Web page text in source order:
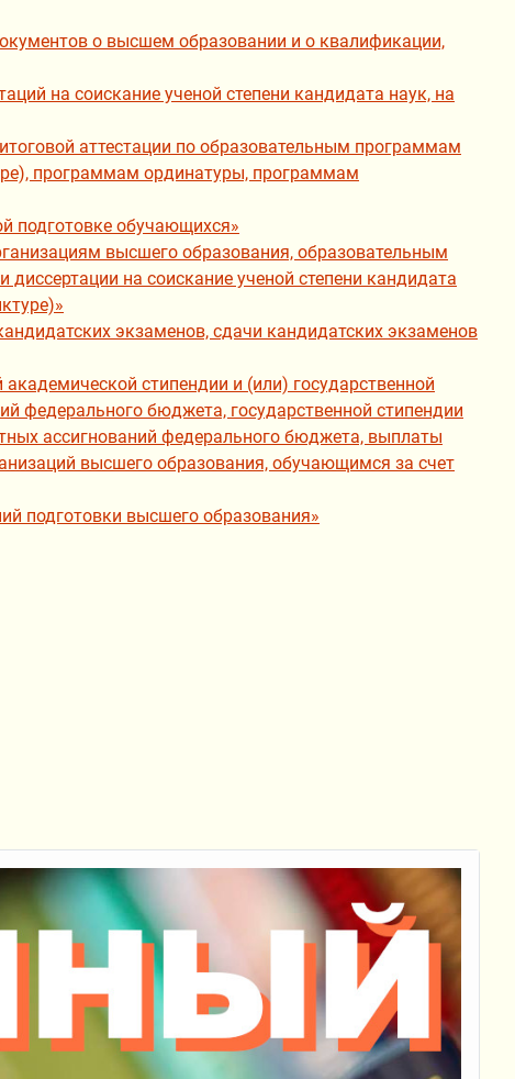
о высшем образовании и о квалификации,
на соискание ученой степени кандидата наук, на
аттестации по образовательным программам
программам ординатуры, программам
подготовке обучающихся»
высшего образования, образовательным
на соискание ученой степени кандидата
экзаменов, сдачи кандидатских экзаменов
стипендии и (или) государственной
федерального бюджета, государственной стипендии
ассигнований федерального бюджета, выплаты
высшего образования, обучающимся за счет
подготовки высшего образования»